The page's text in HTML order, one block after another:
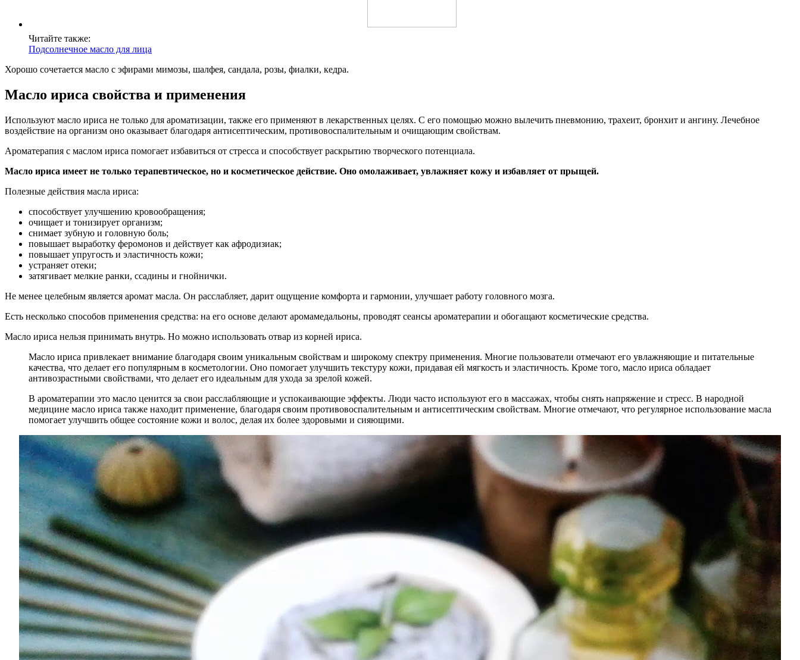
Читайте также:
Подсолнечное масло для лица
Хорошо сочетается масло с эфирами мимозы, шалфея, сандала, розы, фиалки, кедра.
Масло ириса свойства и применения
Используют масло ириса не только для ароматизации, также его применяют в лекарственных целях. С его помощью можно вылечить пневмонию, трахеит, бронхит и ангину. Лечебное
воздействие на организм оно оказывает благодаря антисептическим, противовоспалительным и очищающим свойствам.
Ароматерапия с маслом ириса помогает избавиться от стресса и способствует раскрытию творческого потенциала.
Масло ириса имеет не только терапевтическое, но и косметическое действие. Оно омолаживает, увлажняет кожу и избавляет от прыщей.
Полезные действия масла ириса:
способствует улучшению кровообращения;
очищает и тонизирует организм;
снимает зубную и головную боль;
повышает выработку феромонов и действует как афродизиак;
повышает упругость и эластичность кожи;
устраняет отеки;
затягивает мелкие ранки, ссадины и гнойнички.
Не менее целебным является аромат масла. Он расслабляет, дарит ощущение комфорта и гармонии, улучшает работу головного мозга.
Есть несколько способов применения средства: на его основе делают аромамедальоны, проводят сеансы ароматерапии и обогащают косметические средства.
Масло ириса нельзя принимать внутрь. Но можно использовать отвар из корней ириса.
Масло ириса привлекает внимание благодаря своим уникальным свойствам и широкому спектру применения. Многие пользователи отмечают его увлажняющие и питательные
качества, что делает его популярным в косметологии. Оно помогает улучшить текстуру кожи, придавая ей мягкость и эластичность. Кроме того, масло ириса обладает
антивозрастными свойствами, что делает его идеальным для ухода за зрелой кожей.
В ароматерапии это масло ценится за свои расслабляющие и успокаивающие эффекты. Люди часто используют его в массажах, чтобы снять напряжение и стресс. В народной
медицине масло ириса также находит применение, благодаря своим противовоспалительным и антисептическим свойствам. Многие отмечают, что регулярное использование масла
помогает улучшить общее состояние кожи и волос, делая их более здоровыми и сияющими.